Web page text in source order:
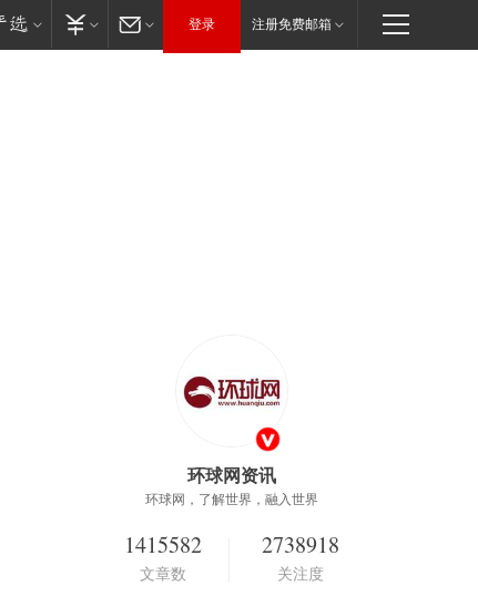
登录 注册免费邮箱
环球网资讯
环球网，了解世界，融入世界
1415582
文章数
2738918
关注度